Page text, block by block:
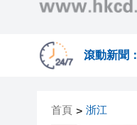
滾動新聞：
首頁 > 浙江